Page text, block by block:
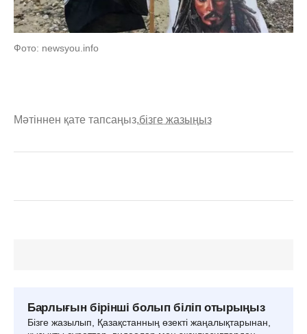
Фото: newsyou.info
Мәтіннен қате тапсаңыз,бізге жазыңыз
Барлығын бірінші болып біліп отырыңыз
Бізге жазылып, Қазақстанның өзекті жаңалықтарынан,